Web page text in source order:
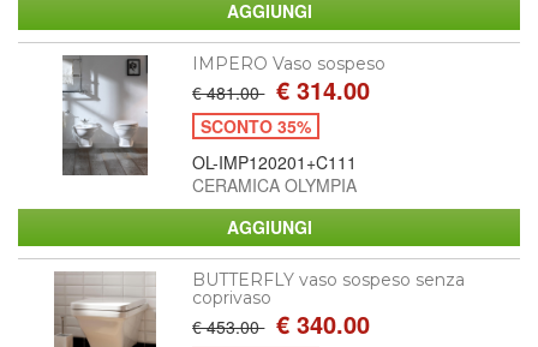
IMPERO Vaso sospeso
€ 481.00 € 314.00
SCONTO 35%
OL-IMP120201+C111
CERAMICA OLYMPIA
BUTTERFLY vaso sospeso senza
coprivaso
€ 453.00 € 340.00